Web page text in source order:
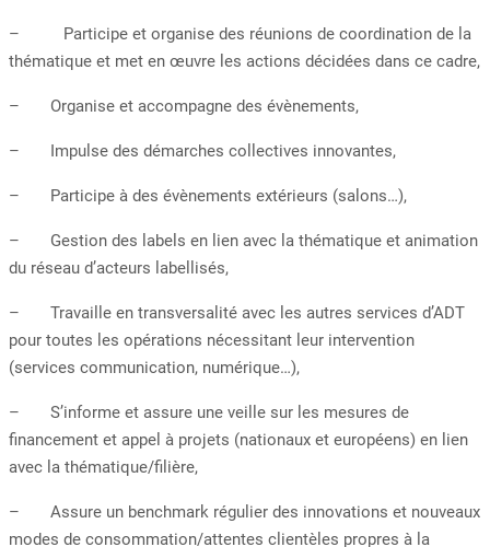
– Participe et organise des réunions de coordination de la
thématique et met en œuvre les actions décidées dans ce cadre,
– Organise et accompagne des évènements,
– Impulse des démarches collectives innovantes,
– Participe à des évènements extérieurs (salons…),
– Gestion des labels en lien avec la thématique et animation
du réseau d’acteurs labellisés,
– Travaille en transversalité avec les autres services d’ADT
pour toutes les opérations nécessitant leur intervention
(services communication, numérique…),
– S’informe et assure une veille sur les mesures de
financement et appel à projets (nationaux et européens) en lien
avec la thématique/filière,
– Assure un benchmark régulier des innovations et nouveaux
modes de consommation/attentes clientèles propres à la